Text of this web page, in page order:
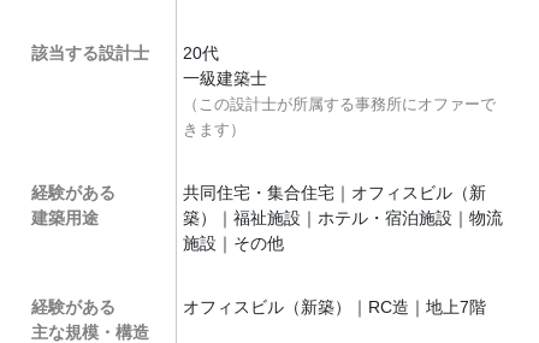
該当する設計士
20代
一級建築士
（この設計士が所属する事務所にオファーで
きます）
経験がある
建築用途
共同住宅・集合住宅｜オフィスビル（新
築）｜福祉施設｜ホテル・宿泊施設｜物流
施設｜その他
経験がある
主な規模・構造
オフィスビル（新築）｜RC造｜地上7階